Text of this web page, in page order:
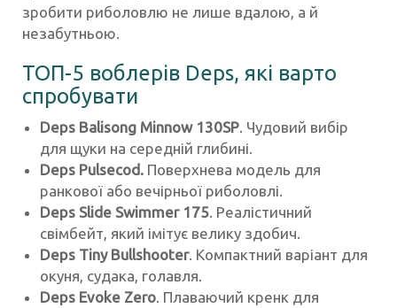
зробити риболовлю не лише вдалою, а й
незабутньою.
ТОП-5 воблерів Deps, які варто
спробувати
Deps Balisong Minnow 130SP . Чудовий вибір
для щуки на середній глибині.
Deps Pulsecod. Поверхнева модель для
ранкової або вечірньої риболовлі.
Deps Slide Swimmer 175 . Реалістичний
свімбейт, який імітує велику здобич.
Deps Tiny Bullshooter. Компактний варіант для
окуня, судака, голавля.
Deps Evoke Zero . Плаваючий кренк для